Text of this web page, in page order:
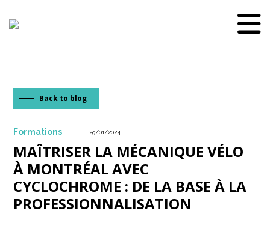
Formations 29/01/2024
MAÎTRISER LA MÉCANIQUE VÉLO
À MONTRÉAL AVEC
CYCLOCHROME : DE LA BASE À LA
PROFESSIONNALISATION
Back to blog